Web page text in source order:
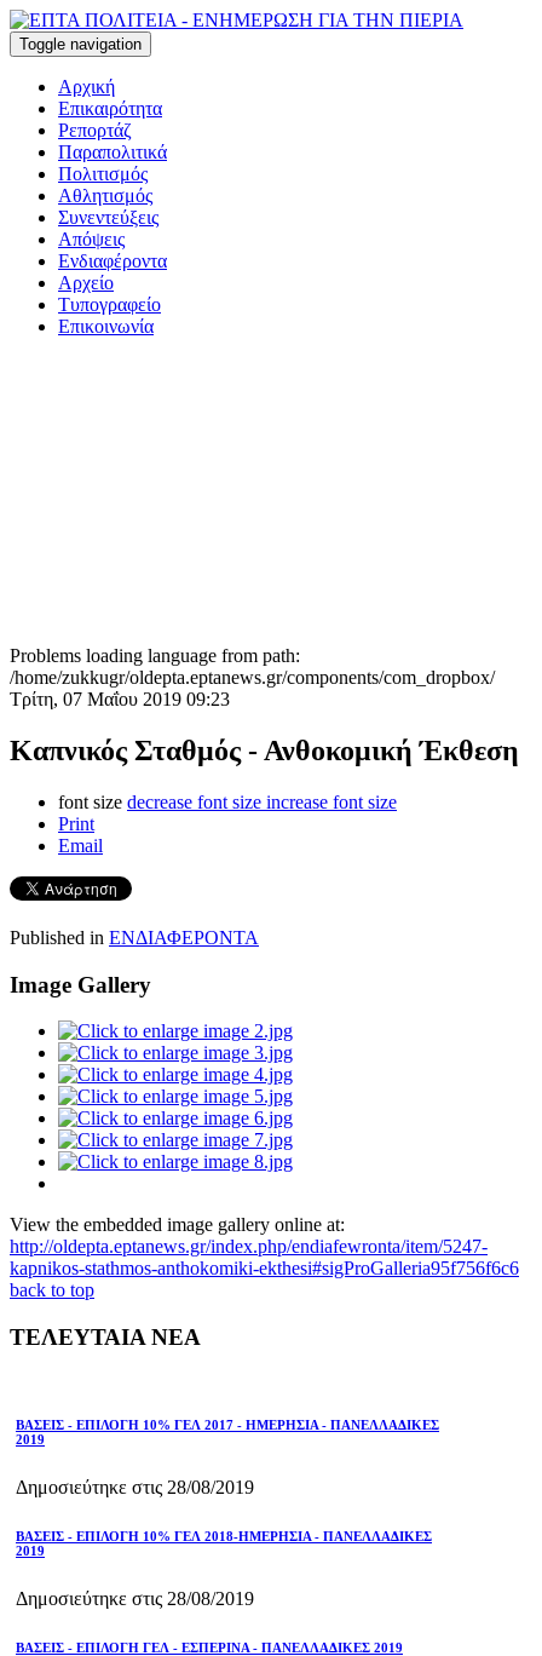
Toggle navigation
Αρχική
Επικαιρότητα
Ρεπορτάζ
Παραπολιτικά
Πολιτισμός
Αθλητισμός
Συνεντεύξεις
Απόψεις
Ενδιαφέροντα
Αρχείο
Τυπογραφείο
Επικοινωνία
Problems loading language from path:
/home/zukkugr/oldepta.eptanews.gr/components/com_dropbox/
Τρίτη, 07 Μαΐου 2019 09:23
Καπνικός Σταθμός - Ανθοκομική Έκθεση
font size decrease font size increase font size
Print
Email
Published in ΕΝΔΙΑΦΕΡΟΝΤΑ
Image Gallery
View the embedded image gallery online at:
http://oldepta.eptanews.gr/index.php/endiafewronta/item/5247-
kapnikos-stathmos-anthokomiki-ekthesi#sigProGalleria95f756f6c6
back to top
ΤΕΛΕΥΤΑΙΑ ΝΕΑ
ΒΑΣΕΙΣ - ΕΠΙΛΟΓΗ 10% ΓΕΛ 2017 - ΗΜΕΡΗΣΙΑ - ΠΑΝΕΛΛΑΔΙΚΕΣ
2019
Δημοσιεύτηκε στις 28/08/2019
ΒΑΣΕΙΣ - ΕΠΙΛΟΓΗ 10% ΓΕΛ 2018-ΗΜΕΡΗΣΙΑ - ΠΑΝΕΛΛΑΔΙΚΕΣ
2019
Δημοσιεύτηκε στις 28/08/2019
ΒΑΣΕΙΣ - ΕΠΙΛΟΓΗ ΓΕΛ - ΕΣΠΕΡΙΝΑ - ΠΑΝΕΛΛΑΔΙΚΕΣ 2019